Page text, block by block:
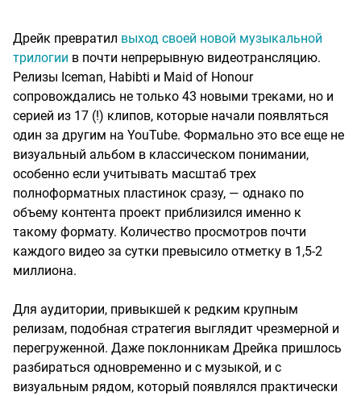
Дрейк превратил выход своей новой музыкальной
трилогии в почти непрерывную видеотрансляцию.
Релизы Iceman, Habibti и Maid of Honour
сопровождались не только 43 новыми треками, но и
серией из 17 (!) клипов, которые начали появляться
один за другим на YouTube. Формально это все еще не
визуальный альбом в классическом понимании,
особенно если учитывать масштаб трех
полноформатных пластинок сразу, — однако по
объему контента проект приблизился именно к
такому формату. Количество просмотров почти
каждого видео за сутки превысило отметку в 1,5-2
миллиона.
Для аудитории, привыкшей к редким крупным
релизам, подобная стратегия выглядит чрезмерной и
перегруженной. Даже поклонникам Дрейка пришлось
разбираться одновременно и с музыкой, и с
визуальным рядом, который появлялся практически